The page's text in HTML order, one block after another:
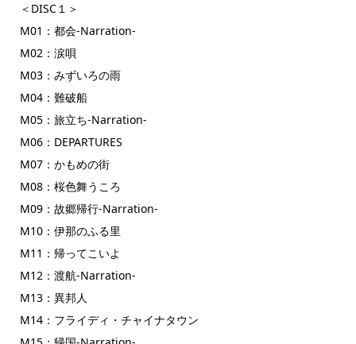
＜DISC１＞
M01：都会-Narration-
M02：涙唄
M03：みずいろの雨
M04：難破船
M05：旅立ち-Narration-
M06：DEPARTURES
M07：かもめの街
M08：桜色舞うころ
M09：故郷帰行-Narration-
M10：伊那のふる里
M11：帰ってこいよ
M12：渡航-Narration-
M13：異邦人
M14：フライディ・チャイナタウン